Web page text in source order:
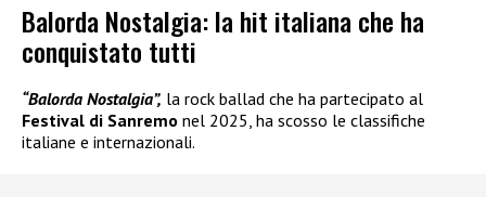
Balorda Nostalgia: la hit italiana che ha
conquistato tutti
“Balorda Nostalgia”, la rock ballad che ha partecipato al
Festival di Sanremo nel 2025, ha scosso le classifiche
italiane e internazionali.